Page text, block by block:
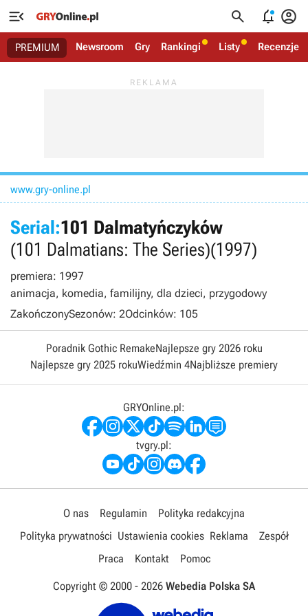
   
PREMIUM Newsroom Gry Rankingi Listy Recenzje
www.gry-online.pl
Serial:101 Dalmatyńczyków
(101 Dalmatians: The Series)(1997)
premiera: 1997
animacja, komedia, familijny, dla dzieci, przygodowy
ZakończonySezonów: 2Odcinków: 105
Poradnik Gothic RemakeNajlepsze gry 2026 roku
Najlepsze gry 2025 rokuWiedźmin 4Najbliższe premiery
GRYOnline.pl:
tvgry.pl:
O nas Regulamin
Polityka redakcyjna
Polityka prywatności Ustawienia cookies Reklama
Zespół
Praca
Kontakt Pomoc
Copyright © 2000 - 2026 Webedia Polska SA